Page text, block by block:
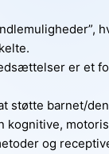
er et
støtte barnet/
kognitive,
og